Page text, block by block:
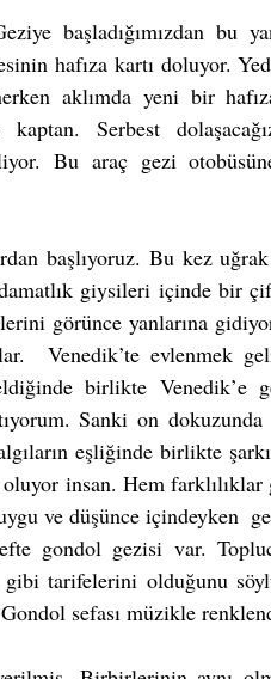
başladığımızdan bu
hafıza kartı doluyor.
aklımda yeni bir
Serbest
Bu araç gezi
başlıyoruz. Bu kez
giysileri içinde bir
görünce yanlarına
Venedik’te evlenmek
birlikte Venedik’e
Sanki on
eşliğinde birlikte
oluyor insan. Hem
ve düşünce içindeyken
gondol gezisi var.
gibi tarifelerini olduğunu
sefası müzikle